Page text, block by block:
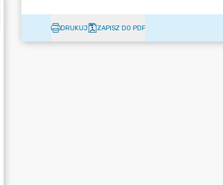
DRUKUJ ZAPISZ DO PDF